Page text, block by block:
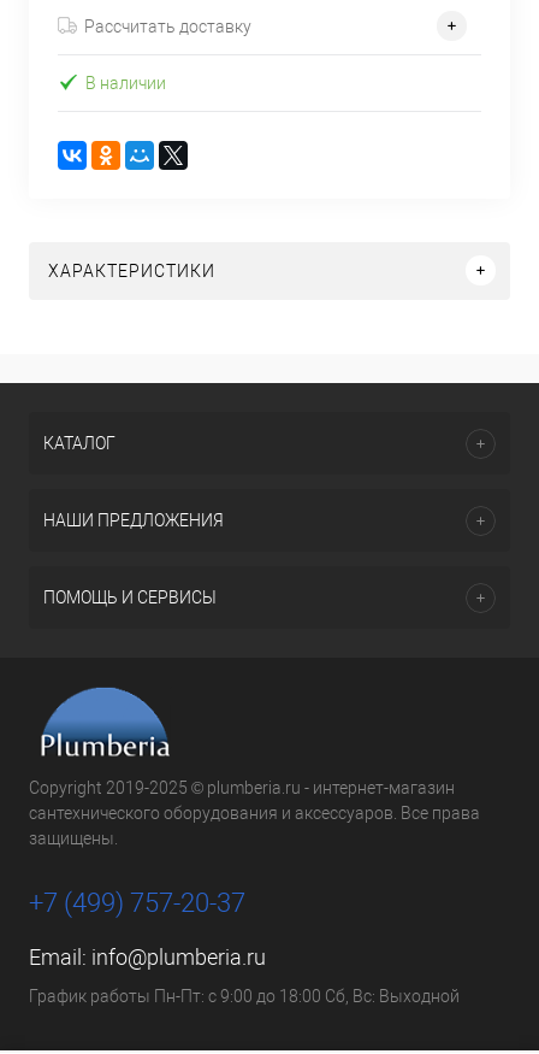
Рассчитать доставку
В наличии
ХАРАКТЕРИСТИКИ
КАТАЛОГ
НАШИ ПРЕДЛОЖЕНИЯ
ПОМОЩЬ И СЕРВИСЫ
Copyright 2019-2025 © plumberia.ru - интернет-магазин
сантехнического оборудования и аксессуаров. Все права
защищены.
+7 (499) 757-20-37
Email: info@plumberia.ru
График работы Пн-Пт: с 9:00 до 18:00 Сб, Вс: Выходной